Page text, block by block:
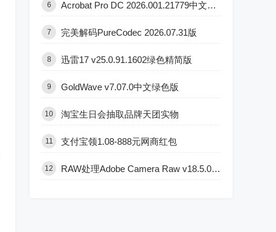
6 Acrobat Pro DC 2026.001.21779中文直装版
7 完美解码PureCodec 2026.07.31版
8 迅雷17 v25.0.91.1602绿色精简版
9 GoldWave v7.07.0中文绿色版
10 淘宝生日会抽取品牌天团实物
11 支付宝领1.08-888元网商红包
12 RAW处理Adobe Camera Raw v18.5.0中文版